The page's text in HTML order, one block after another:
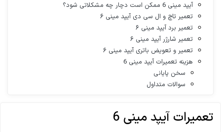
آیپد مینی 6 ممکن است دچار چه مشکلاتی شود؟
تعمیر تاچ و ال سی دی آیپد مینی ۶
تعمیر برد آیپد مینی ۶
تعمیر شارژر آیپد مینی ۶
تعمیر و تعویض باتری آیپد مینی ۶
هزینه تعمیرات آیپد مینی 6
سخن پایانی
سوالات متداول
تعمیرات آیپد مینی 6